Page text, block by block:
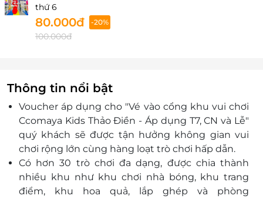
thứ 6
80.000đ -20%
100.000đ
Thông tin nổi bật
Voucher áp dụng cho "Vé vào cổng khu vui chơi
Ccomaya Kids Thảo Điền - Áp dụng T7, CN và Lễ"
quý khách sẽ được tận hưởng không gian vui
chơi rộng lớn cùng hàng loạt trò chơi hấp dẫn.
Có hơn 30 trò chơi đa dạng, được chia thành
nhiều khu như khu chơi nhà bóng, khu trang
điểm, khu hoa quả, lắp ghép và phòng